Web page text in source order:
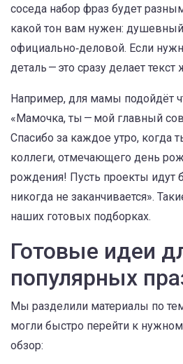
соседа набор фраз будет
какой тон вам нужен:
официально‑деловой. Если
деталь — это сразу делает
Например, для мамы подойдёт
«Мамочка, ты — мой главный
Спасибо за каждое утро, когда
коллеги, отмечающего день
рождения! Пусть проекты идут
никогда не заканчивается».
наших готовых подборках.
Готовые идеи
популярных
Мы разделили материалы по
могли быстро перейти к
обзор: